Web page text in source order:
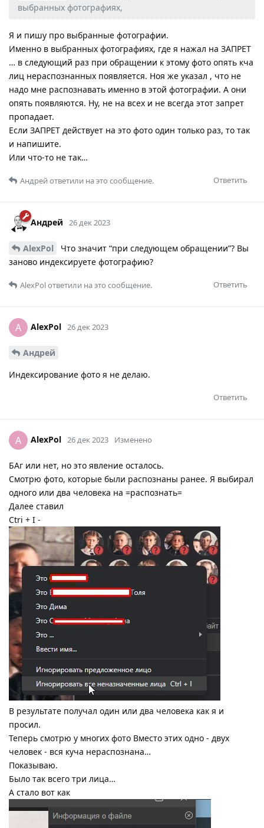
выбранных фотографиях,
Я и пишу про выбранные фотографии.
Именно в выбранных фотографиях, где я нажал на ЗАПРЕТ
… в следующий раз при обращении к этому фото опять кча
лиц нераспознанных появляется. Ноя же указал , что не
надо мне распознавать именно в этой фотографии. А они
опять появляются. Ну, не на всех и не всегда этот запрет
пропадает.
Если ЗАПРЕТ действует на это фото один только раз, то так
и напишите.
Или что-то не так…
Ответить
Андрейответили на это сообщение.
Андрей 26 дек 2023
AlexPol
Что значит “при следующем обращении”? Вы
заново индексируете фотографию?
Ответить
AlexPolответили на это сообщение.
A AlexPol 26 дек 2023
Андрей
Индексирование фото я не делаю.
Ответить
A AlexPol 26 дек 2023 Изменено
БАг или нет, но это явление осталось.
Смотрю фото, которые были распознаны ранее. Я выбирал
одного или два человека на =распознать=
Далее ставил
Ctri + I -
В результате получал один или два человека как я и
просил.
Теперь смотрю у многих фото Вместо этих одно - двух
человек - вся куча нераспознана…
Показываю.
Было так всего три лица…
А стало вот как